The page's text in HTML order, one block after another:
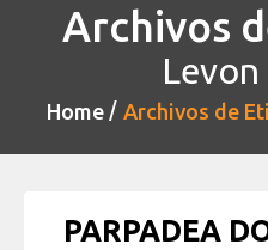
Archivos
Levon
Home Archivos de
PARPADEA